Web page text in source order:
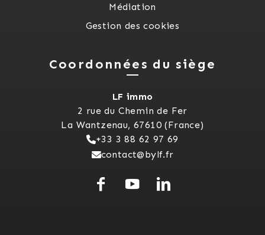
Médiation
Gestion des cookies
Coordonnées du siège
LF immo
2 rue du Chemin de Fer
La Wantzenau, 67610 (France)
+33 3 88 62 97 69
contact@bylf.fr